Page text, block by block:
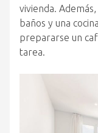
vivienda.
baños y una
prepararse un
tarea.